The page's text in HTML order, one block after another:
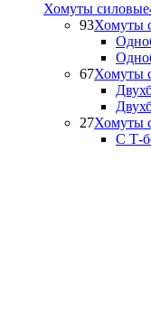
Хомуты силовые
93Хомуты
67Хомуты
27Хомуты
С Т-